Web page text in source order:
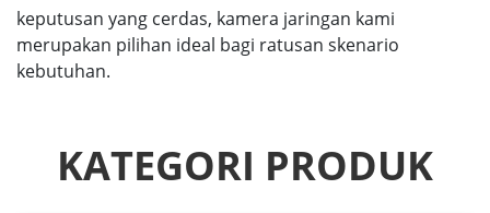
keputusan yang cerdas, kamera jaringan kami
merupakan pilihan ideal bagi ratusan skenario
kebutuhan.
KATEGORI PRODUK